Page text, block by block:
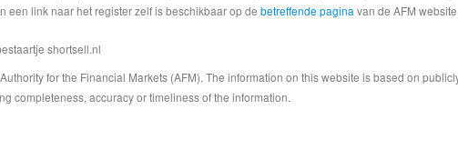
een link naar het register zelf is beschikbaar op de betreffende pagina van de AFM
shortsell.nl
for the Financial Markets (AFM). The information on this website is based on
completeness, accuracy or timeliness of the information.